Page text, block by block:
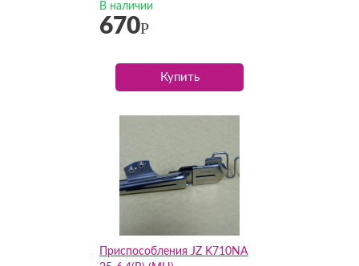
В наличии
670Р
Купить
Приспособления JZ K710NA